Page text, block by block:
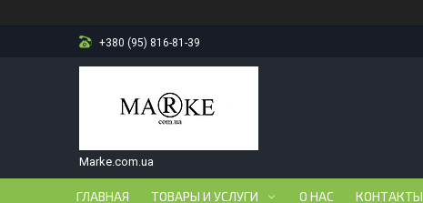
+380 (95) 816-81-39
Marke.com.ua
ГЛАВНАЯ ТОВАРЫ И УСЛУГИ О НАС КОНТАКТЫ